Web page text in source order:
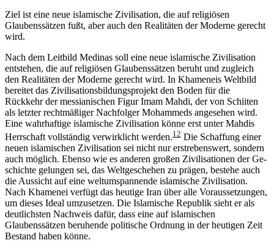
Ziel ist eine neue islamische Zivilisation, die auf religiösen
Glaubenssätzen fußt, aber auch den Realitäten der Moderne gerecht
wird.
Nach dem Leitbild Medinas soll eine neue isla­mische Zivilisation
entstehen, die auf religiösen Glaubenssätzen beruht und zugleich
den Realitäten der Moderne gerecht wird. In Khameneis Weltbild
bereitet das Zivilisationsbildungsprojekt den Boden für die
Rückkehr der messianischen Figur Imam Mahdi, der von Schiiten
als letzter rechtmäßiger Nachfolger Mohammeds angesehen wird.
Eine wahr­haftige islamische Zivilisation könne erst unter Mahdis
Herrschaft vollständig verwirklicht werden.12 Die Schaffung einer
neuen islamischen Zivilisation sei nicht nur erstrebenswert, sondern
auch möglich. Ebenso wie es anderen großen Zivilisationen der Ge­
schichte gelungen sei, das Weltgeschehen zu prägen, bestehe auch
die Aussicht auf eine welt­umspannende islamische Zivilisation.
Nach Khamenei verfügt das heutige Iran über alle Voraussetzungen,
um dieses Ideal umzusetzen. Die Islamische Republik sieht er als
deutlichsten Nachweis dafür, dass eine auf isla­mi­schen
Glaubenssätzen beruhende politische Ordnung in der heutigen Zeit
Bestand haben könne.